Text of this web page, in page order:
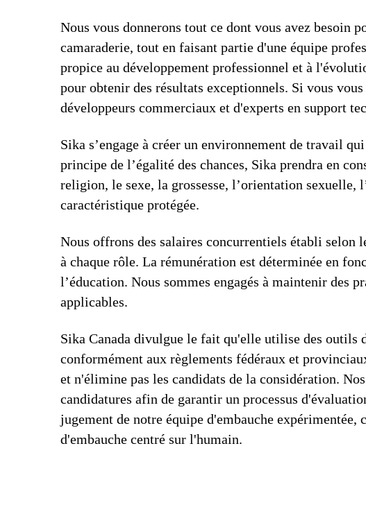
Nous vous donnerons tout ce dont vous avez besoin
camaraderie, tout en faisant partie d'une équipe
propice au développement professionnel et à
pour obtenir des résultats exceptionnels. Si vous
développeurs commerciaux et d'experts en support
Sika s’engage à créer un environnement de travail
principe de l’égalité des chances, Sika prendra en
religion, le sexe, la grossesse, l’orientation sexuelle,
caractéristique protégée.
Nous offrons des salaires concurrentiels établi selon
à chaque rôle. La rémunération est déterminée en
l’éducation. Nous sommes engagés à maintenir des
applicables.
Sika Canada divulgue le fait qu'elle utilise des
conformément aux règlements fédéraux et
et n'élimine pas les candidats de la considération.
candidatures afin de garantir un processus
jugement de notre équipe d'embauche
d'embauche centré sur l'humain.